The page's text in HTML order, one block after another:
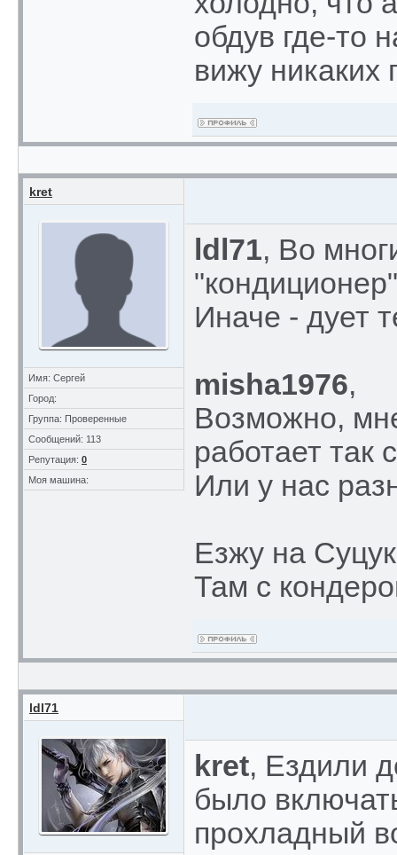
обдув где-то
вижу никаких
kret
Имя: Сергей
Город:
Группа: Проверенные
Сообщений: 113
Репутация: 0
Моя машина:
ldl71, Во
Иначе - дует
misha1976,
Возможно,
работает так
Или у нас
Езжу на
Там с
ldl71
kret, Ездили
было
прохладный